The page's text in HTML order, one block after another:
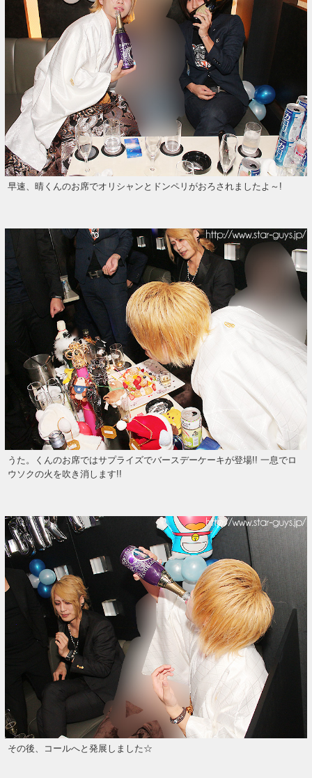
早速、晴くんのお席でオリシャンとドンペリがおろされましたよ～!
うた。くんのお席ではサプライズでバースデーケーキが登場!! 一息でロ
ウソクの火を吹き消します!!
その後、コールへと発展しました☆